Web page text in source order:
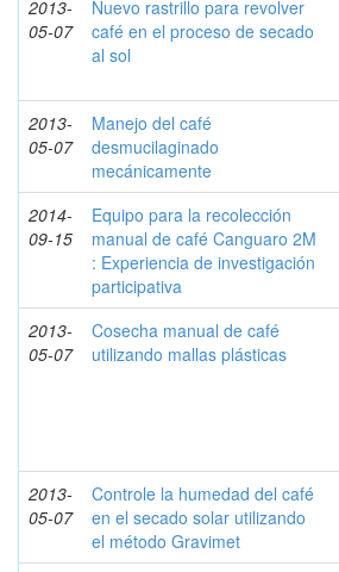
2013-
05-07
Nuevo rastrillo para revolver
café en el proceso de secado
al sol
2013-
05-07
Manejo del café
desmucilaginado
mecánicamente
2014-
09-15
Equipo para la recolección
manual de café Canguaro 2M
: Experiencia de investigación
participativa
2013-
05-07
Cosecha manual de café
utilizando mallas plásticas
2013-
05-07
Controle la humedad del café
en el secado solar utilizando
el método Gravimet